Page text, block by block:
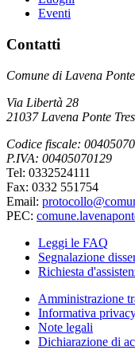
Eventi
Contatti
Comune di Lavena
Via Libertà 28
21037 Lavena Ponte
Codice fiscale:
P.IVA: 00405070129
Tel: 0332524111
Fax: 0332 551754
Email:
PEC:
Leggi le FAQ
Segnalazione
Richiesta
Amministrazione
Informativa
Note legali
Dichiarazione di